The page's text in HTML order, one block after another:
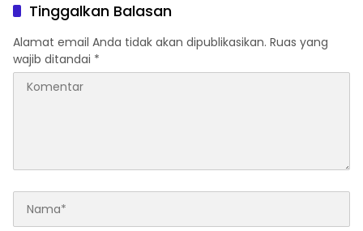
Tinggalkan Balasan
Alamat email Anda tidak akan dipublikasikan. Ruas yang
wajib ditandai *